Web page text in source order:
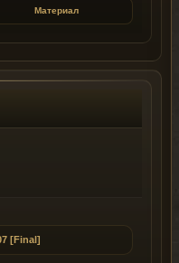
Материал
[Final]